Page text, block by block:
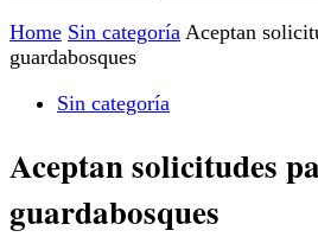
Home Sin categoría Aceptan
guardabosques
Sin categoría
Aceptan solicitudes
guardabosques